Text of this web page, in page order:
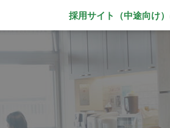
採用サイト（中途向け）
別ウ